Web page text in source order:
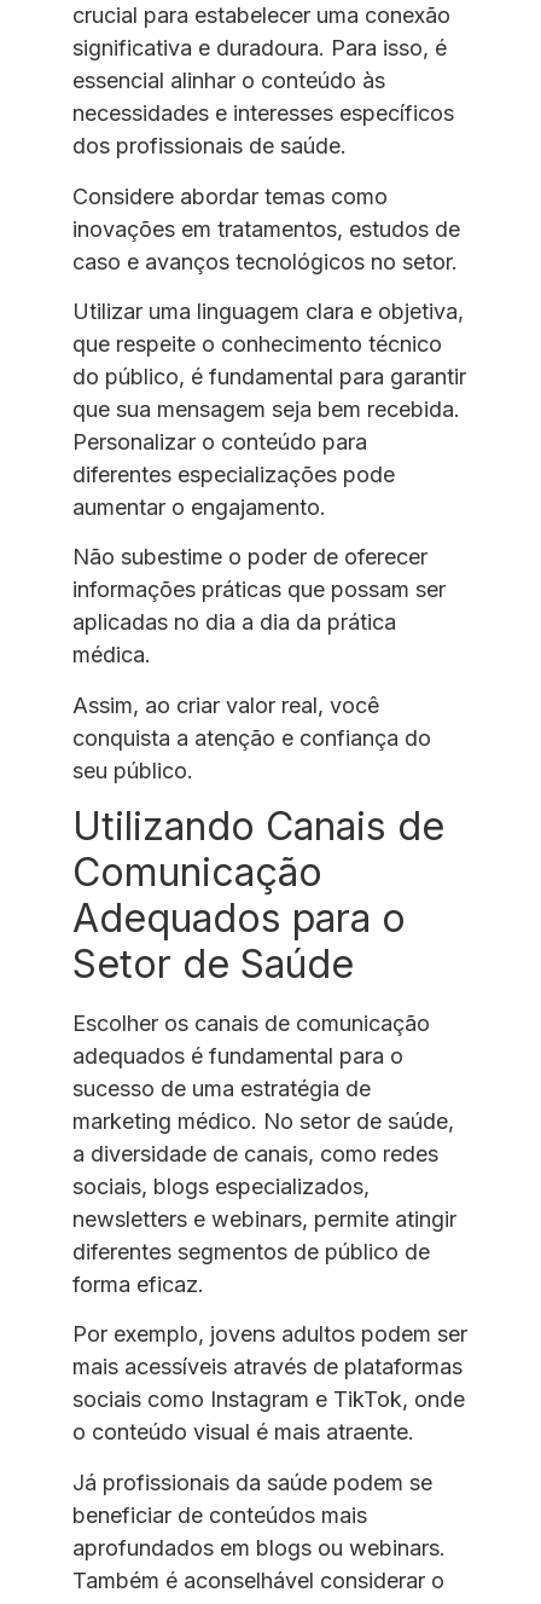
crucial para estabelecer uma conexão
significativa e duradoura. Para isso, é
essencial alinhar o conteúdo às
necessidades e interesses específicos
dos profissionais de saúde.
Considere abordar temas como
inovações em tratamentos, estudos de
caso e avanços tecnológicos no setor.
Utilizar uma linguagem clara e objetiva,
que respeite o conhecimento técnico
do público, é fundamental para garantir
que sua mensagem seja bem recebida.
Personalizar o conteúdo para
diferentes especializações pode
aumentar o engajamento.
Não subestime o poder de oferecer
informações práticas que possam ser
aplicadas no dia a dia da prática
médica.
Assim, ao criar valor real, você
conquista a atenção e confiança do
seu público.
Utilizando Canais de
Comunicação
Adequados para o
Setor de Saúde
Escolher os canais de comunicação
adequados é fundamental para o
sucesso de uma estratégia de
marketing médico. No setor de saúde,
a diversidade de canais, como redes
sociais, blogs especializados,
newsletters e webinars, permite atingir
diferentes segmentos de público de
forma eficaz.
Por exemplo, jovens adultos podem ser
mais acessíveis através de plataformas
sociais como Instagram e TikTok, onde
o conteúdo visual é mais atraente.
Já profissionais da saúde podem se
beneficiar de conteúdos mais
aprofundados em blogs ou webinars.
Também é aconselhável considerar o